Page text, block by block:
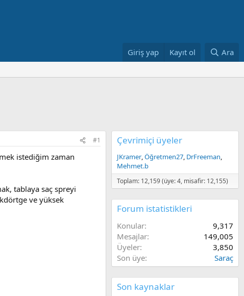
Giriş yap Kayıt ol Ara
#1
istediğim zaman
tablaya saç spreyi
ve yüksek
Çevrimiçi üyeler
JKramer Öğretmen27 DrFreeman
Mehmet.b
Toplam: 12,159 (üye: 4, misafir: 12,155)
Forum istatistikleri
Konular
9,317
Mesajlar
149,005
Üyeler
3,850
Son üye
Saraç
Son kaynaklar